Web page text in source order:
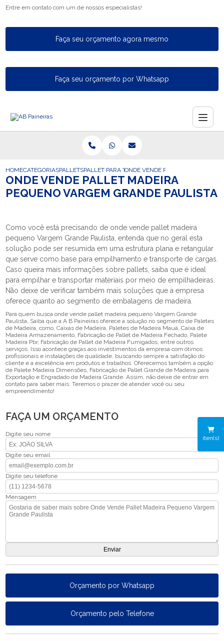
Entre em contato com um de nossos especialistas!
Faça seu orçamento agora mesmo
Faça seu orçamento por Whatsapp
iten(s)
HOMECATEGORIASPALLETSPALLET PARA TAMBORONDE VENDE PALLET MADEIRA
ONDE VENDE PALLET MADEIRA
PEQUENO VARGEM GRANDE PAULISTA
Como você está precisando de onde vende pallet madeira
pequeno Vargem Grande Paulista, entenda que no geral esta
solução pode ser resumida em uma estrutura plana e retangular
que serve como base para empilhamento e transporte de cargas.
Caso queira mais informações sobre pallets, saiba que é ideal
para empilhar e transportar materiais por meio de empilhadeiras.
Não deixe de verificar também mais soluções que a empresa
oferece quanto ao segmento de embalagens de madeira.
Para quem busca onde vende pallet madeira pequeno Vargem Grande
Paulista, Saiba que a A B Paineiras oferece a solução no segmento de Paletes
de Madeira, como, Caixas de Madeira, Paletes de Madeira Mauá, Caixa de
Madeira Armazenamento, Fabricação de Pallet de Madeira Fechado, Palete
Madeira Pbr, Fabricação de Pallet de Madeira Fumigados, entre outros
serviços. Isso acontece graças aos investimentos da empresa com ótimos
profissionais e instalações de qualidade, buscando sempre a satisfação do
cliente e a excelência em produtos e trabalhos. Oferecemos também a opção
de Palete Madeira Dimensões, Fabricação de Pallet Grande de Madeira para
Exportação e Engradado de Madeira Grande. Assim, não deixe de entrar em
contato para saber mais. Teremos o prazer de atender você ou seu
empreendimento!
FAÇA UM ORÇAMENTO
Digite seu nome
Digite seu email
Digite seu telefone
Mensagem
Orçamento por Whatsapp
Orçamento pelo Telefone